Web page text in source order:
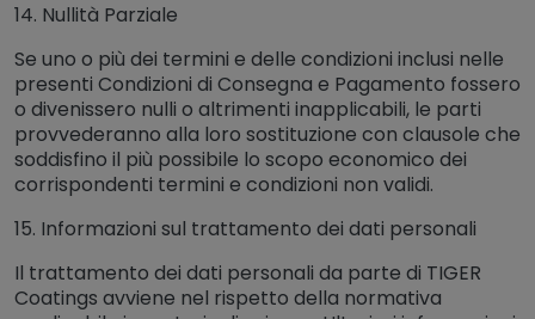
14. Nullità Parziale
Se uno o più dei termini e delle condizioni inclusi nelle
presenti Condizioni di Consegna e Pagamento fossero
o divenissero nulli o altrimenti inapplicabili, le parti
provvederanno alla loro sostituzione con clausole che
soddisfino il più possibile lo scopo economico dei
corrispondenti termini e condizioni non validi.
15. Informazioni sul trattamento dei dati personali
Il trattamento dei dati personali da parte di TIGER
Coatings avviene nel rispetto della normativa